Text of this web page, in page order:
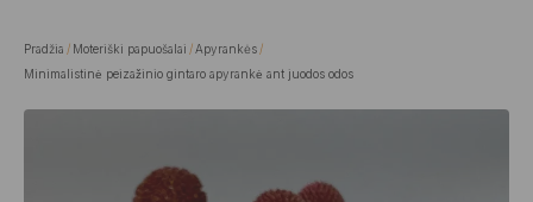
Pradžia Moteriški papuošalai
Apyrankės
Minimalistinė peizažinio gintaro apyrankė ant juodos odos